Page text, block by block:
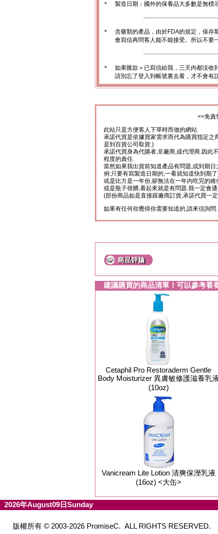
＊ 製造日期：國外的保養品大多數是無標
＊
含藥類的產品，由於FDA的規定，保存
會寫信再問客人能不能接受。所以不要
＊
如果匯款＋已寫信給我，三天內都沒收
請別忘了登入到帳號裏去看，才不會有
<<免責
此站只是方便客人下單時而做的網站.
承諾代買是依據買家需求而代為購買指定之
是到百貨公司取貨.)
承諾代買身為代購者,非廠商,或代理商.因此
程度的責任.
當然如果我出貨前知道產品有問題,或到期
例:只要有寫製造日期的,一看就知道快到期
或是比方是一年份,卻無法在一年內吃完的維
或是瓶子很髒,看起來就是有問題.我一定會
(部份商品如是直接跟廠商訂貨,承諾代買一
如果有任何你覺得你需要知道的,請來信詢問.
建議購買的商品清單！可以參考看
Cetaphil Pro Restoraderm Gentle
Body Moisturizer 異膚敏修護滋養乳
(10oz)
Vanicream Lite Lotion 清爽保溼乳液
(16oz) <大缶>
2026年August09日Sunday
版權所有 © 2003-2026 PromiseC. ALL RIGHTS RESERVED.